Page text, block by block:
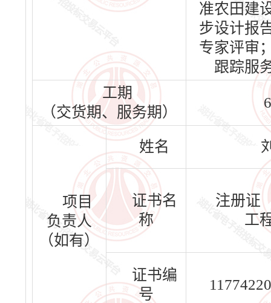
准农田建
步设计报
专家评审
跟踪服
工期
（交货期、服务期）
项目
负责人
（如有）
姓名
证书名
称
注册证
工
证书编
号